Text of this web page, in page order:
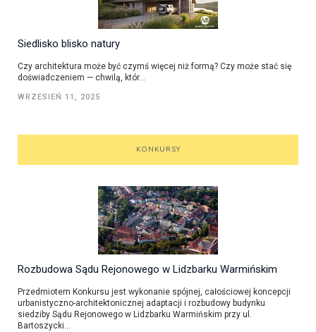
Siedlisko blisko natury
Czy architektura może być czymś więcej niż formą? Czy może stać się
doświadczeniem — chwilą, któr...
WRZESIEŃ 11, 2025
KONKURSY
Rozbudowa Sądu Rejonowego w Lidzbarku Warmińskim
Przedmiotem Konkursu jest wykonanie spójnej, całościowej koncepcji
urbanistyczno-architektonicznej adaptacji i rozbudowy budynku
siedziby Sądu Rejonowego w Lidzbarku Warmińskim przy ul.
Bartoszycki...